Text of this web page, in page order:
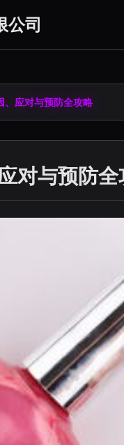
公司
、应对与预防全攻略
对与预防全